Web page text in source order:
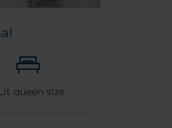
Lit queen size